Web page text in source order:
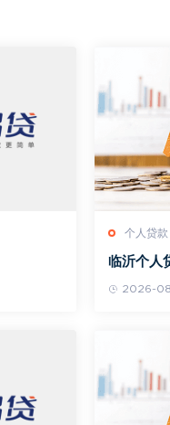
个人贷款
临沂个人
2026-08